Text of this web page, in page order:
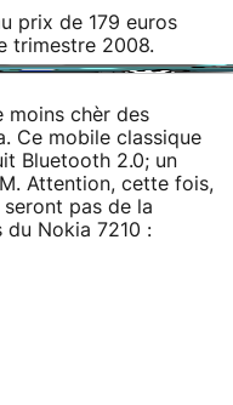
prix de 179 euros
trimestre 2008.
moins chèr des
Ce mobile classique
Bluetooth 2.0; un
Attention, cette fois,
seront pas de la
du Nokia 7210 :